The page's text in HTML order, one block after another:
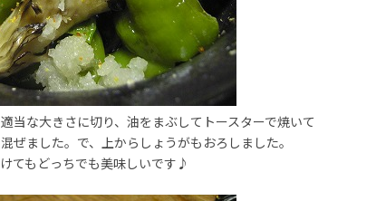
当な大きさに切り、油をまぶしてトースターで焼いて
ぜました。で、上からしょうがもおろしました。
てもどっちでも美味しいです♪